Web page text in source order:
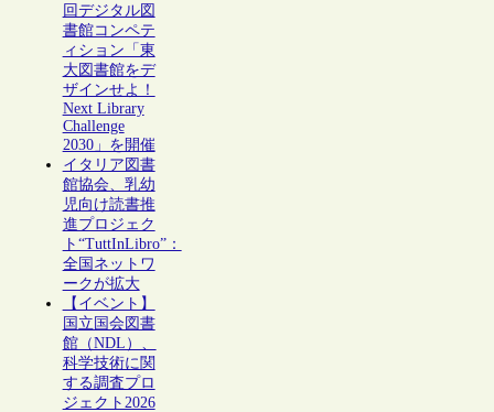
回デジタル図
書館コンペテ
ィション「東
大図書館をデ
ザインせよ！
Next Library
Challenge
2030」を開催
イタリア図書
館協会、乳幼
児向け読書推
進プロジェク
ト“TuttInLibro”：
全国ネットワ
ークが拡大
【イベント】
国立国会図書
館（NDL）、
科学技術に関
する調査プロ
ジェクト2026